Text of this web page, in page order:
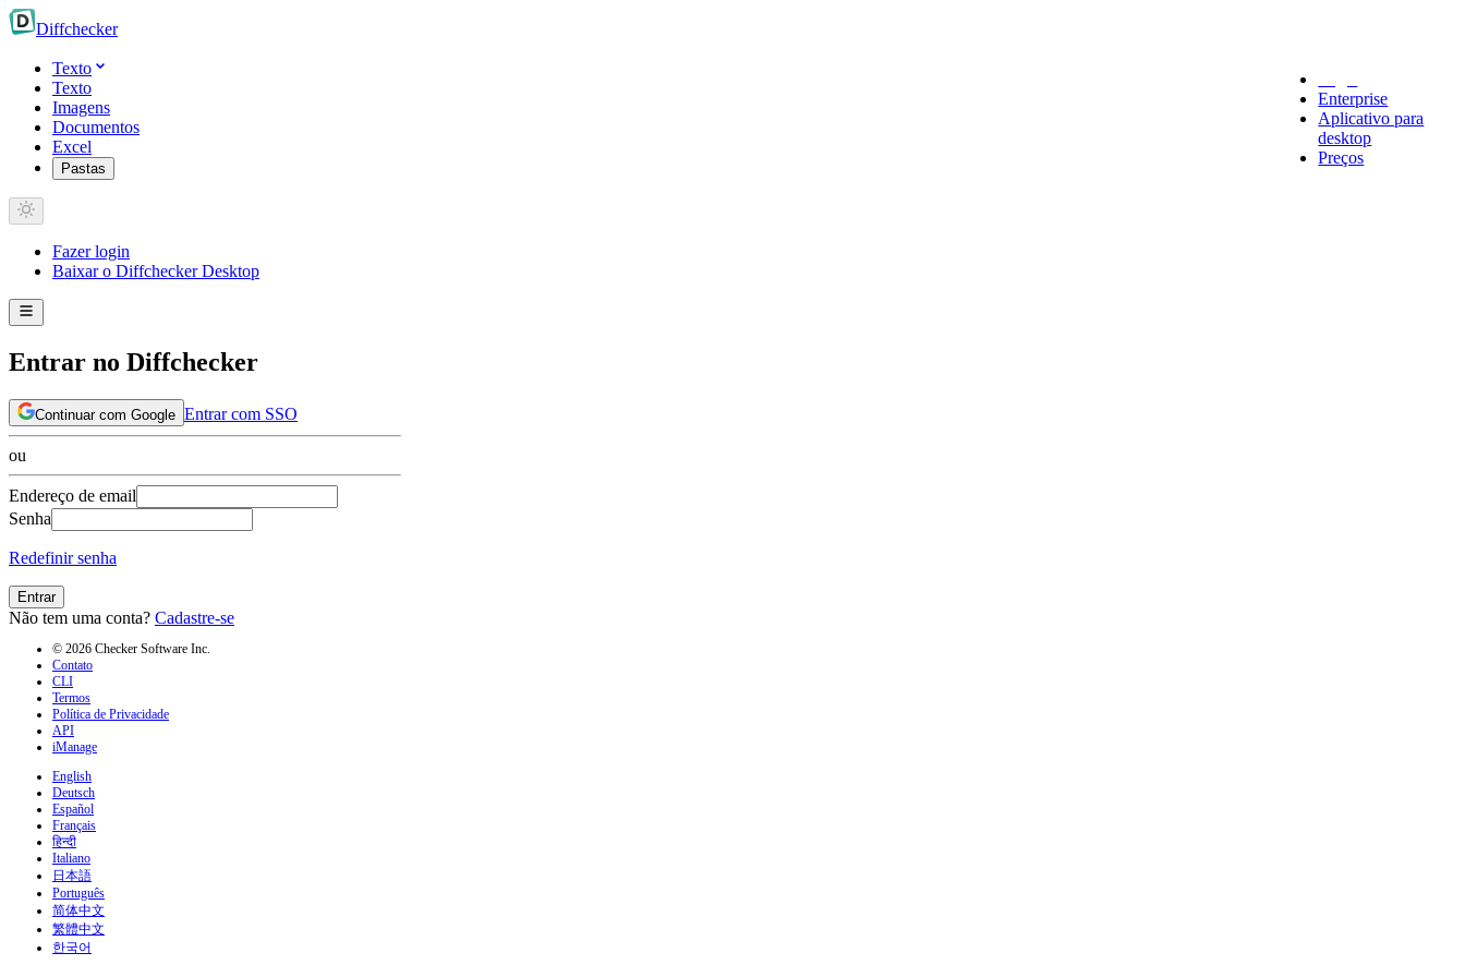
Diffchecker
Texto
Texto
Imagens
Documentos
Excel
Pastas
Enterprise
Aplicativo para
desktop
Preços
Fazer login
Baixar o Diffchecker Desktop
Entrar no Diffchecker
Continuar com Google Entrar com SSO
ou
Endereço de email
Senha
Redefinir senha
Entrar
Não tem uma conta? Cadastre-se
© 2026 Checker Software Inc.
Contato
CLI
Termos
Política de Privacidade
API
iManage
English
Deutsch
Español
Français
हिन्दी
Italiano
日本語
Português
简体中文
繁體中文
한국어